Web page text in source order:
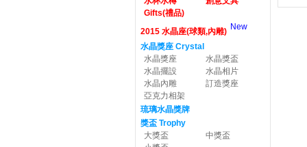
Gifts(禮品)
2015 水晶座(球類,內雕) New
水晶獎座 Crystal
水晶獎座
水晶獎盃
水晶擺設
水晶相片
水晶內雕
訂造獎座
亞克力相架
琉璃水晶獎牌
獎盃 Trophy
大獎盃
中獎盃